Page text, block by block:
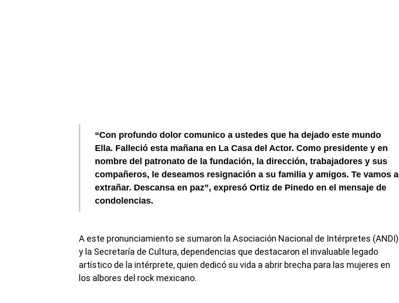
“Con profundo dolor comunico a ustedes que ha dejado este mundo
Ella. Falleció esta mañana en La Casa del Actor. Como presidente y en
nombre del patronato de la fundación, la dirección, trabajadores y sus
compañeros, le deseamos resignación a su familia y amigos. Te vamos a
extrañar. Descansa en paz”, expresó Ortiz de Pinedo en el mensaje de
condolencias.
A este pronunciamiento se sumaron la Asociación Nacional de Intérpretes (ANDI)
y la Secretaría de Cultura, dependencias que destacaron el invaluable legado
artístico de la intérprete, quien dedicó su vida a abrir brecha para las mujeres en
los albores del rock mexicano.